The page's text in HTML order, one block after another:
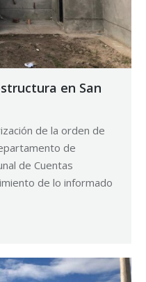
en San
de la orden de
de
de Cuentas
de lo informado